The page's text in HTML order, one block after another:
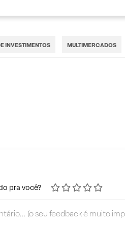
INVESTIMENTOS MULTIMERCADOS
pra você?